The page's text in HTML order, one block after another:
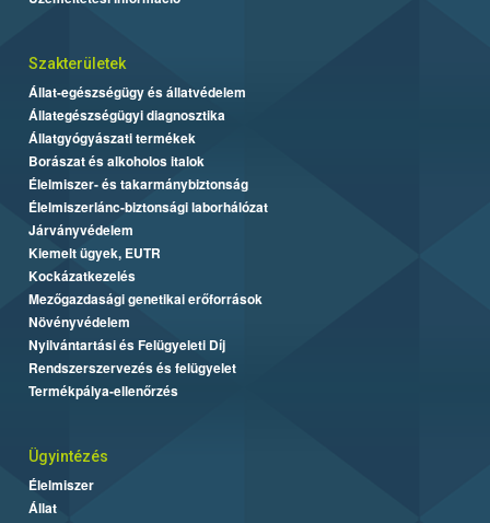
Szakterületek
Állat-egészségügy és állatvédelem
Állategészségügyi diagnosztika
Állatgyógyászati termékek
Borászat és alkoholos italok
Élelmiszer- és takarmánybiztonság
Élelmiszerlánc-biztonsági laborhálózat
Járványvédelem
Kiemelt ügyek, EUTR
Kockázatkezelés
Mezőgazdasági genetikai erőforrások
Növényvédelem
Nyilvántartási és Felügyeleti Díj
Rendszerszervezés és felügyelet
Termékpálya-ellenőrzés
Ügyintézés
Élelmiszer
Állat